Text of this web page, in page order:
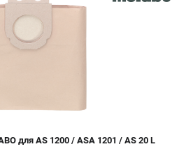
для AS 1200 / ASА 1201 / AS 20 L